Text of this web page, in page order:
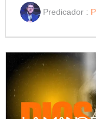
Predicador :